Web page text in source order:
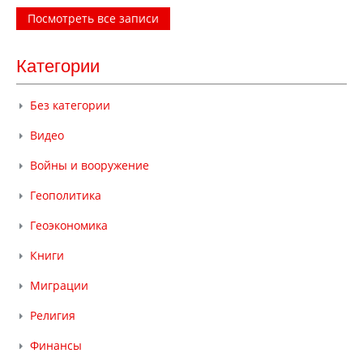
Посмотреть все записи
Категории
Без категории
Видео
Войны и вооружение
Геополитика
Геоэкономика
Книги
Миграции
Религия
Финансы